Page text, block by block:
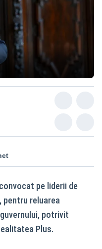
pe liderii de
pentru reluarea
potrivit
Plus.